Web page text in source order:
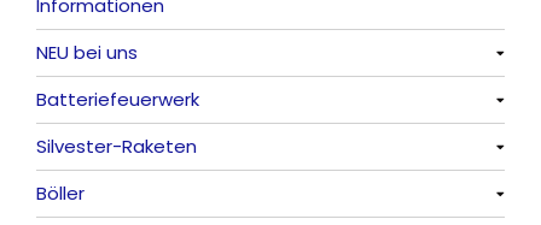
NEU bei uns
Alle anzeigen
Batteriefeuerwerk
Alle anzeigen
Silvester-Raketen
Alle anzeigen
Böller